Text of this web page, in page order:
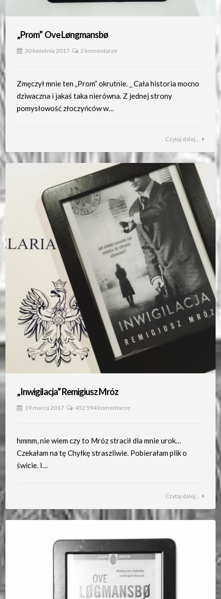
„Prom” Ove Løngmansbø
30 kwietnia 2017 2 komentarze
Zmęczył mnie ten „Prom” okrutnie. _ Cała historia mocno
dziwaczna i jakaś taka nierówna. Z jednej strony
pomysłowość złoczyńców w…
Czytaj dalej...
„Inwigilacja” Remigiusz Mróz
19 marca 2017 452 594 komentarze
hmmm, nie wiem czy to Mróz stracił dla mnie urok…
Czekałam na tę Chyłkę straszliwie. Pobierałam plik o
świcie. I…
Czytaj dalej...